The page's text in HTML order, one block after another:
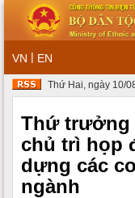
VN | EN
Thứ Hai, ngày 10/
Thứ trưởng
chủ trì họp
dựng các
ngành